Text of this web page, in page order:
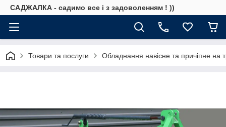
САДЖАЛКА - садимо все і з задоволенням ! ))
Товари та послуги Обладнання навісне та причіпне на